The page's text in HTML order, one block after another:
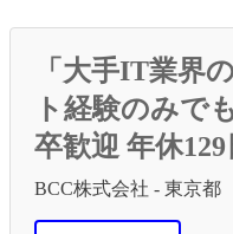
「大手IT業界
ト経験のみで
卒歓迎 年休
BCC株式会社 - 東京都